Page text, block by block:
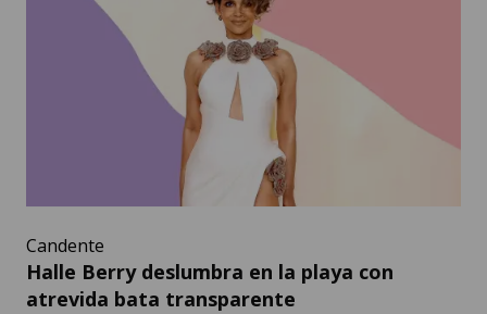
Candente
Halle Berry deslumbra en la playa con
atrevida bata transparente